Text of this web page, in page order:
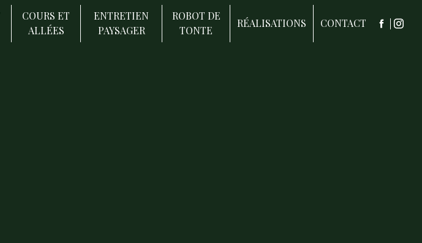
COURS ET
ALLÉES
ENTRETIEN
PAYSAGER
ROBOT DE
TONTE
RÉALISATIONS CONTACT